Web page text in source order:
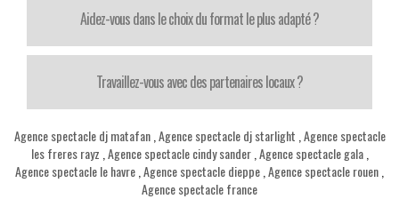
Aidez-vous dans le choix du format le plus adapté ?
Travaillez-vous avec des partenaires locaux ?
Agence spectacle dj matafan, Agence spectacle dj starlight Agence spectacle
les freres rayz Agence spectacle cindy sander, Agence spectacle gala,
Agence spectacle le havre Agence spectacle dieppe Agence spectacle rouen
Agence spectacle france